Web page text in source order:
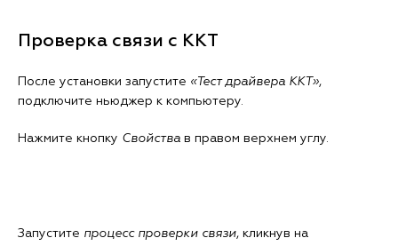
Проверка связи с ККТ
После установки запустите «Тест драйвера ККТ»,
подключите ньюджер к компьютеру.
Нажмите кнопку Свойства в правом верхнем углу.
Запустите процесс проверки связи, кликнув на